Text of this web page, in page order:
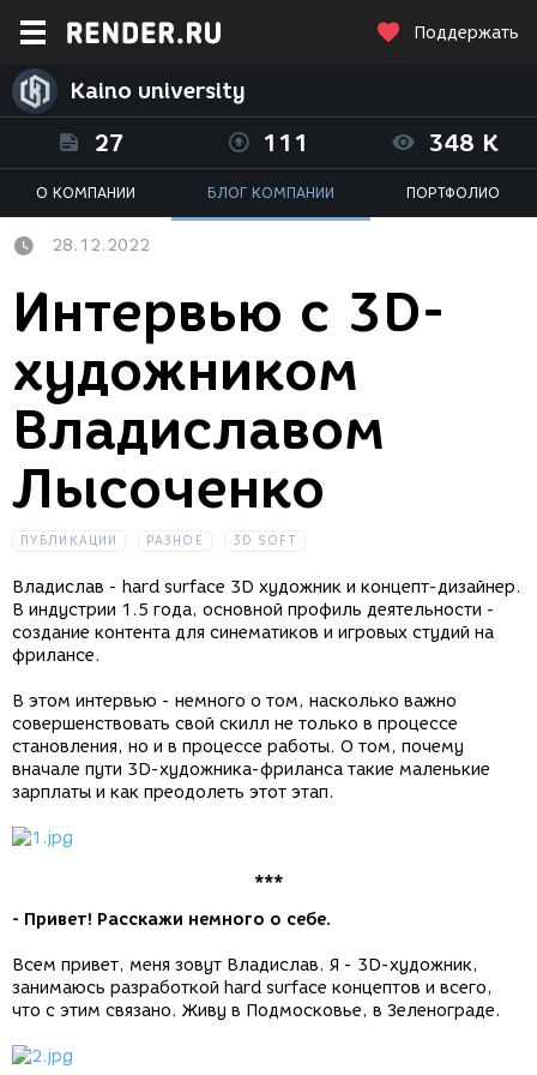
Поддержать
Kaino university
27 111 348 K
О КОМПАНИИ БЛОГ КОМПАНИИ ПОРТФОЛИО
28.12.2022
Интервью с 3D-
художником
Владиславом
Лысоченко
ПУБЛИКАЦИИ РАЗНОЕ 3D SOFT
Владислав - hard surface 3D художник и концепт-дизайнер.
В индустрии 1.5 года, основной профиль деятельности -
создание контента для синематиков и игровых студий на
фрилансе.
В этом интервью - немного о том, насколько важно
совершенствовать свой скилл не только в процессе
становления, но и в процессе работы. О том, почему
вначале пути 3D-художника-фриланса такие маленькие
зарплаты и как преодолеть этот этап.
***
- Привет! Расскажи немного о себе.
Всем привет, меня зовут Владислав. Я - 3D-художник,
занимаюсь разработкой hard surface концептов и всего,
что с этим связано. Живу в Подмосковье, в Зеленограде.